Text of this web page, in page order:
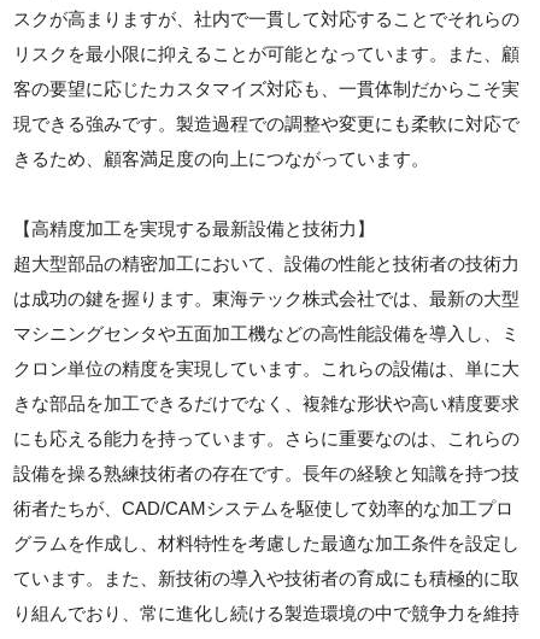
スクが高まりますが、社内で一貫して対応することでそれらの
リスクを最小限に抑えることが可能となっています。また、顧
客の要望に応じたカスタマイズ対応も、一貫体制だからこそ実
現できる強みです。製造過程での調整や変更にも柔軟に対応で
きるため、顧客満足度の向上につながっています。
【高精度加工を実現する最新設備と技術力】
超大型部品の精密加工において、設備の性能と技術者の技術力
は成功の鍵を握ります。東海テック株式会社では、最新の大型
マシニングセンタや五面加工機などの高性能設備を導入し、ミ
クロン単位の精度を実現しています。これらの設備は、単に大
きな部品を加工できるだけでなく、複雑な形状や高い精度要求
にも応える能力を持っています。さらに重要なのは、これらの
設備を操る熟練技術者の存在です。長年の経験と知識を持つ技
術者たちが、CAD/CAMシステムを駆使して効率的な加工プロ
グラムを作成し、材料特性を考慮した最適な加工条件を設定し
ています。また、新技術の導入や技術者の育成にも積極的に取
り組んでおり、常に進化し続ける製造環境の中で競争力を維持